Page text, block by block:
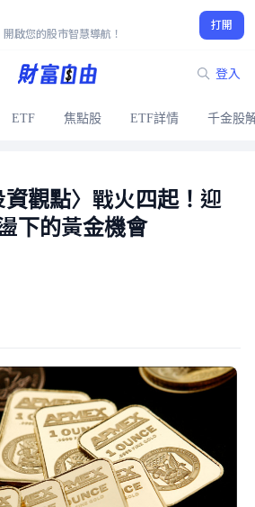
啟您的股市智慧導航！
打開
登入
ETF 焦點股 ETF詳情 千金股
資觀點〉戰火四起！迎
下的黃金機會